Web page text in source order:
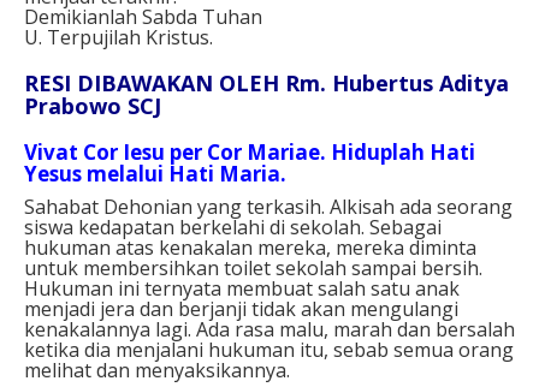
Demikianlah Sabda Tuhan
U. Terpujilah Kristus.
RESI DIBAWAKAN OLEH Rm. Hubertus Aditya
Prabowo SCJ
Vivat Cor Iesu per Cor Mariae. Hiduplah Hati
Yesus melalui Hati Maria.
Sahabat Dehonian yang terkasih. Alkisah ada seorang
siswa kedapatan berkelahi di sekolah. Sebagai
hukuman atas kenakalan mereka, mereka diminta
untuk membersihkan toilet sekolah sampai bersih.
Hukuman ini ternyata membuat salah satu anak
menjadi jera dan berjanji tidak akan mengulangi
kenakalannya lagi. Ada rasa malu, marah dan bersalah
ketika dia menjalani hukuman itu, sebab semua orang
melihat dan menyaksikannya.